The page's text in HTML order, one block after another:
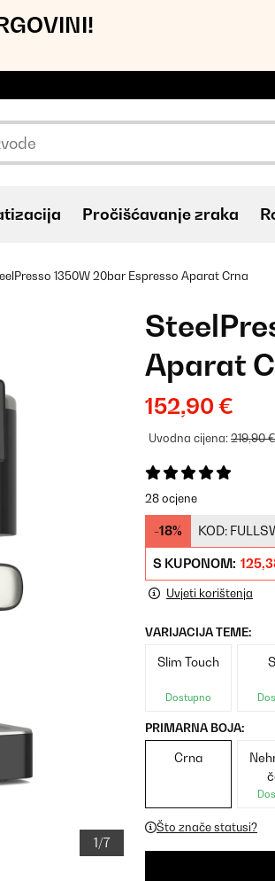
Pročišćavanje zraka
1350W 20bar Espresso Aparat Crna
1/7
Aparat
152,90 €
Uvodna cijena:219,90 €
28 ocjene
-18% KOD:
S KUPONOM:
Uvjeti korištenja
VARIJACIJA TEME:
Slim Touch
Dostupno
PRIMARNA BOJA:
Crna
Što znače statusi?